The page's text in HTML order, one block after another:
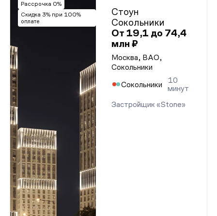
Рассрочка 0%
Скидка 3% при 100%
оплате
Стоун
Сокольники
От 19,1 до 74,4
млн ₽
Москва, ВАО,
Сокольники
Сокольники
10
минут
Застройщик «Stone»